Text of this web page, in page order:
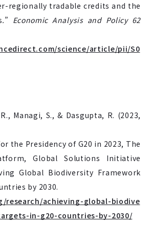
regionally tradable credits and the
.” Economic Analysis and Policy 62
science/article/pii/S0
Managi, S., & Dasgupta, R. (2023,
the Presidency of G20 in 2023, The
Global Solutions Initiative
Global Biodiversity Framework
by 2030.
achieving-global-biodive
in-g20-countries-by-2030/